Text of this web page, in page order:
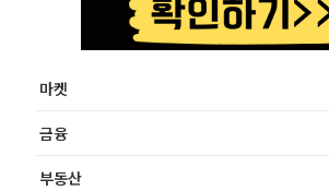
마켓
금융
부동산